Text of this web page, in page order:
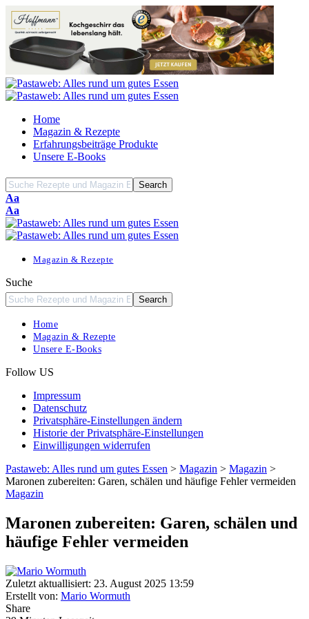
Home
Magazin & Rezepte
Erfahrungsbeiträge Produkte
Unsere E-Books
Font
Resizer
Aa
Font
Resizer
Aa
Magazin & Rezepte
Suche
Home
Magazin & Rezepte
Unsere E-Books
Follow US
Impressum
Datenschutz
Privatsphäre-Einstellungen ändern
Historie der Privatsphäre-Einstellungen
Einwilligungen widerrufen
Pastaweb: Alles rund um gutes Essen > Magazin > Magazin >
Maronen zubereiten: Garen, schälen und häufige Fehler vermeiden
Magazin
Maronen zubereiten: Garen, schälen und
häufige Fehler vermeiden
Zuletzt aktuallisiert: 23. August 2025 13:59
Erstellt von: Mario Wormuth
Share